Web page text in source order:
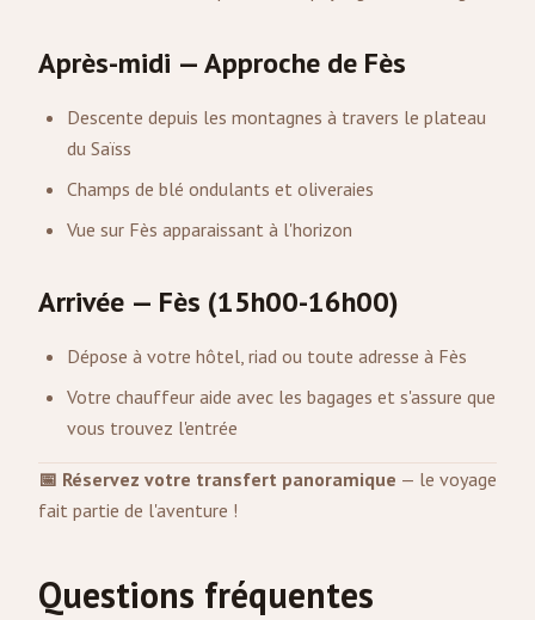
Après-midi — Approche de Fès
Descente depuis les montagnes à travers le plateau
du Saïss
Champs de blé ondulants et oliveraies
Vue sur Fès apparaissant à l'horizon
Arrivée — Fès (15h00-16h00)
Dépose à votre hôtel, riad ou toute adresse à Fès
Votre chauffeur aide avec les bagages et s'assure que
vous trouvez l'entrée
📅 Réservez votre transfert panoramique — le voyage
fait partie de l'aventure !
Questions fréquentes